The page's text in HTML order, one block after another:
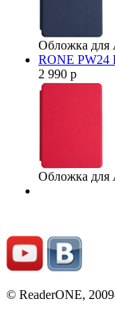
Обложка для
RONE PW24
2 990 р
Обложка для
© ReaderONE,